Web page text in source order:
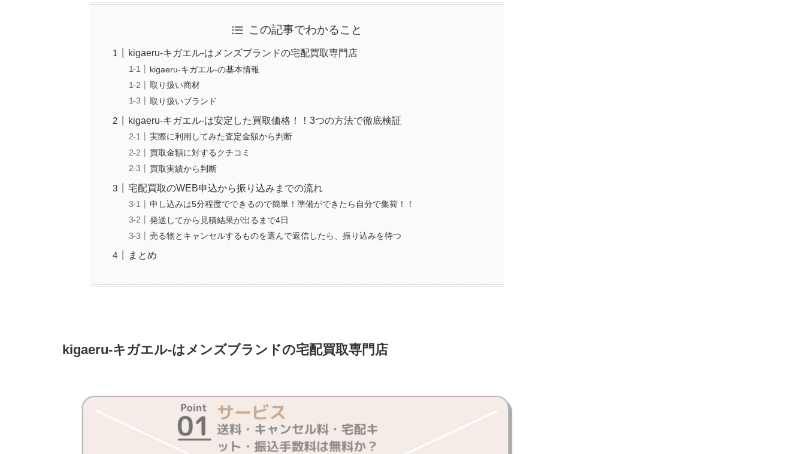
この記事でわかること
kigaeru-キガエル-はメンズブランドの宅配買取専門店
kigaeru-キガエル-の基本情報
取り扱い商材
取り扱いブランド
kigaeru-キガエル-は安定した買取価格！！3つの方法で徹底検証
実際に利用してみた査定金額から判断
買取金額に対するクチコミ
買取実績から判断
宅配買取のWEB申込から振り込みまでの流れ
申し込みは5分程度でできるので簡単！準備ができたら自分で集荷！！
発送してから見積結果が出るまで4日
売る物とキャンセルするものを選んで返信したら、振り込みを待つ
まとめ
kigaeru-キガエル-はメンズブランドの宅配買取専門店